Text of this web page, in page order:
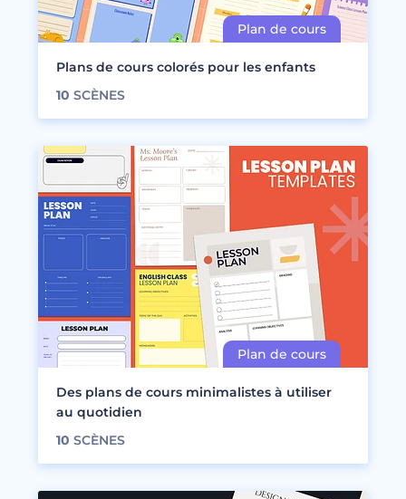
Plans de cours colorés pour les enfants
10 SCÈNES
Des plans de cours minimalistes à utiliser
au quotidien
10 SCÈNES